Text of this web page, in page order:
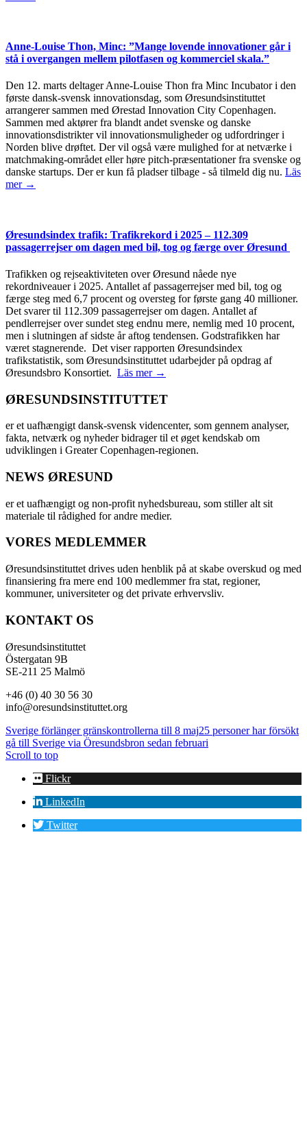
Anne-Louise Thon, Minc: ”Mange lovende innovationer går i
stå i overgangen mellem pilotfasen og kommerciel skala.”
Den 12. marts deltager Anne-Louise Thon fra Minc Incubator i den
første dansk-svensk innovationsdag, som Øresundsinstituttet
arrangerer sammen med Ørestad Innovation City Copenhagen.
Sammen med aktører fra blandt andet svenske og danske
innovationsdistrikter vil innovationsmuligheder og udfordringer i
Norden blive drøftet. Der vil også være mulighed for at netværke i
matchmaking-området eller høre pitch-præsentationer fra svenske og
danske startups. Der er kun få pladser tilbage - så tilmeld dig nu. Läs
mer →
Øresundsindex trafik: Trafikrekord i 2025 – 112.309
passagerrejser om dagen med bil, tog og færge over Øresund
Trafikken og rejseaktiviteten over Øresund nåede nye
rekordniveauer i 2025. Antallet af passagerrejser med bil, tog og
færge steg med 6,7 procent og oversteg for første gang 40 millioner.
Det svarer til 112.309 passagerrejser om dagen. Antallet af
pendlerrejser over sundet steg endnu mere, nemlig med 10 procent,
men i slutningen af sidste år aftog tendensen. Godstrafikken har
været stagnerende. Det viser rapporten Øresundsindex
trafikstatistik, som Øresundsinstituttet udarbejder på opdrag af
Øresundsbro Konsortiet. Läs mer →
ØRESUNDSINSTITUTTET
er et uafhængigt dansk-svensk videncenter, som gennem analyser,
fakta, netværk og nyheder bidrager til et øget kendskab om
udviklingen i Greater Copenhagen-regionen.
NEWS ØRESUND
er et uafhængigt og non-profit nyhedsbureau, som stiller alt sit
materiale til rådighed for andre medier.
VORES MEDLEMMER
Øresundsinstituttet drives uden henblik på at skabe overskud og med
finansiering fra mere end 100 medlemmer fra stat, regioner,
kommuner, universiteter og det private erhvervsliv.
KONTAKT OS
Øresundsinstituttet
Östergatan 9B
SE-211 25 Malmö
+46 (0) 40 30 56 30
info@oresundsinstituttet.org
Sverige förlänger gränskontrollerna till 8 maj25 personer har försökt
gå till Sverige via Öresundsbron sedan februari
Scroll to top
Flickr
LinkedIn
Twitter